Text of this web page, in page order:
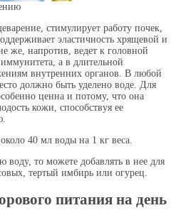
стимулирует работу почек,
эластичность хрящевой и
же, напротив, ведет к головной
а в длительной
внутренних органов. В любой
должно быть уделено воде. Для
ценна и потому, что она
кожи, способствуя ее
40 мл воды на 1 кг веса.
то можете добавлять в нее для
тертый имбирь или огурец.
питания на день